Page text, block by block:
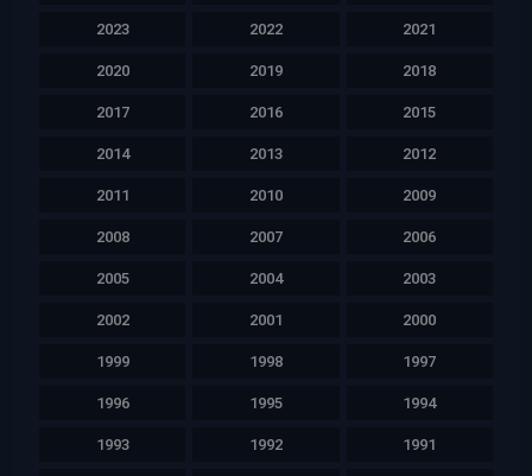
2023 2022 2021
2020 2019 2018
2017 2016 2015
2014 2013 2012
2011 2010 2009
2008 2007 2006
2005 2004 2003
2002 2001 2000
1999 1998 1997
1996 1995 1994
1993 1992 1991